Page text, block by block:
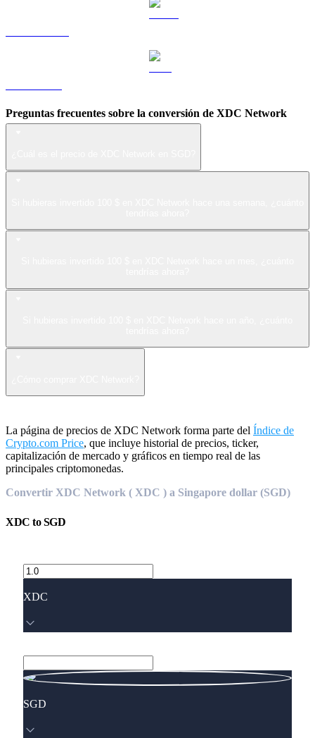
Preguntas frecuentes sobre la conversión de XDC Network
La página de precios de XDC Network forma parte del Índice de
Crypto.com Price, que incluye historial de precios, ticker,
capitalización de mercado y gráficos en tiempo real de las
principales criptomonedas.
Convertir XDC Network ( XDC ) a Singapore dollar (SGD)
XDC toSGD
XDC
SGD